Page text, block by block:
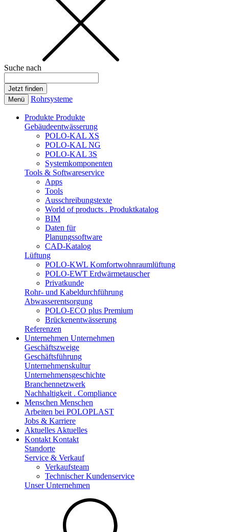
Suche nach
Menü Rohrsysteme
Produkte Produkte
Gebäudeentwässerung
POLO-KAL XS
POLO-KAL NG
POLO-KAL 3S
Systemkomponenten
Tools & Softwareservice
Apps
Tools
Ausschreibungstexte
World of products . Produktkatalog
BIM
Daten für
Planungssoftware
CAD-Katalog
Lüftung
POLO-KWL Komfortwohnraumlüftung
POLO-EWT Erdwärmetauscher
Privatkunde
Rohr- und Kabeldurchführung
Abwasserentsorgung
POLO-ECO plus Premium
Brückenentwässerung
Referenzen
Unternehmen Unternehmen
Geschäftszweige
Geschäftsführung
Unternehmenskultur
Unternehmensgeschichte
Branchennetzwerk
Nachhaltigkeit . Compliance
Menschen Menschen
Arbeiten bei POLOPLAST
Jobs & Karriere
Aktuelles Aktuelles
Kontakt Kontakt
Standorte
Service & Verkauf
Verkaufsteam
Technischer Kundenservice
Unser Unternehmen